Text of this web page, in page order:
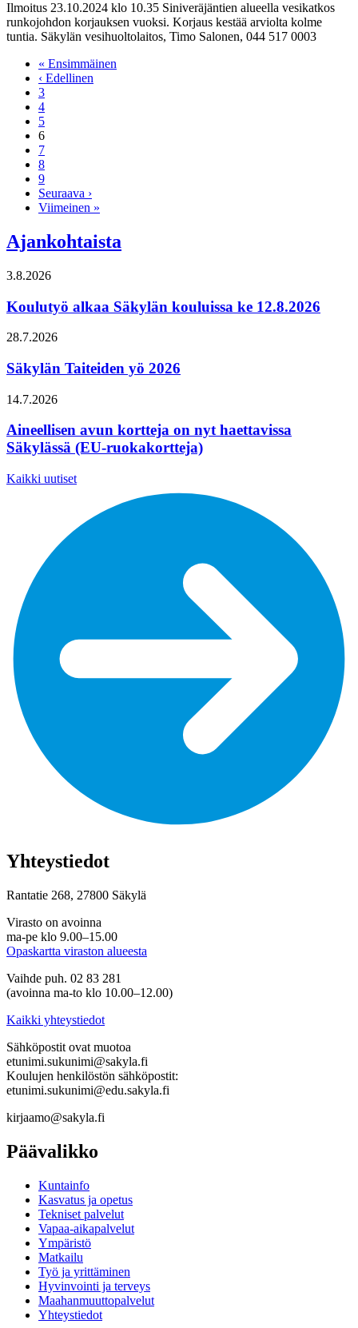
Ilmoitus 23.10.2024 klo 10.35 Siniveräjäntien alueella vesikatkos
runkojohdon korjauksen vuoksi. Korjaus kestää arviolta kolme
tuntia. Säkylän vesihuoltolaitos, Timo Salonen, 044 517 0003
« Ensimmäinen
‹ Edellinen
3
4
5
6
7
8
9
Seuraava ›
Viimeinen »
Ajankohtaista
3.8.2026
Koulutyö alkaa Säkylän kouluissa ke 12.8.2026
28.7.2026
Säkylän Taiteiden yö 2026
14.7.2026
Aineellisen avun kortteja on nyt haettavissa
Säkylässä (EU-ruokakortteja)
Kaikki uutiset
Yhteystiedot
Rantatie 268, 27800 Säkylä
Virasto on avoinna
ma-pe klo 9.00–15.00
Opaskartta viraston alueesta
Vaihde puh. 02 83 281
(avoinna ma-to klo 10.00–12.00)
Kaikki yhteystiedot
Sähköpostit ovat muotoa
etunimi.sukunimi@sakyla.fi
Koulujen henkilöstön sähköpostit:
etunimi.sukunimi@edu.sakyla.fi
kirjaamo@sakyla.fi
Päävalikko
Kunta­info
Kasvatus ja opetus
Tekniset palvelut
Vapaa-aika­palvelut
Ympä­ristö
Mat­kailu
Työ ja yrittä­minen
Hyvinvointi ja terveys
Maahanmuuttopalvelut
Yhteystiedot